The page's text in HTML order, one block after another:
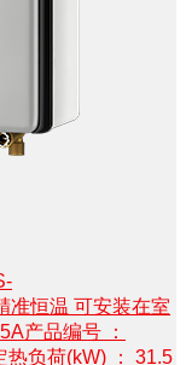
准恒温 可安装在室
产品编号 ：
热负荷(kW) ： 31.5